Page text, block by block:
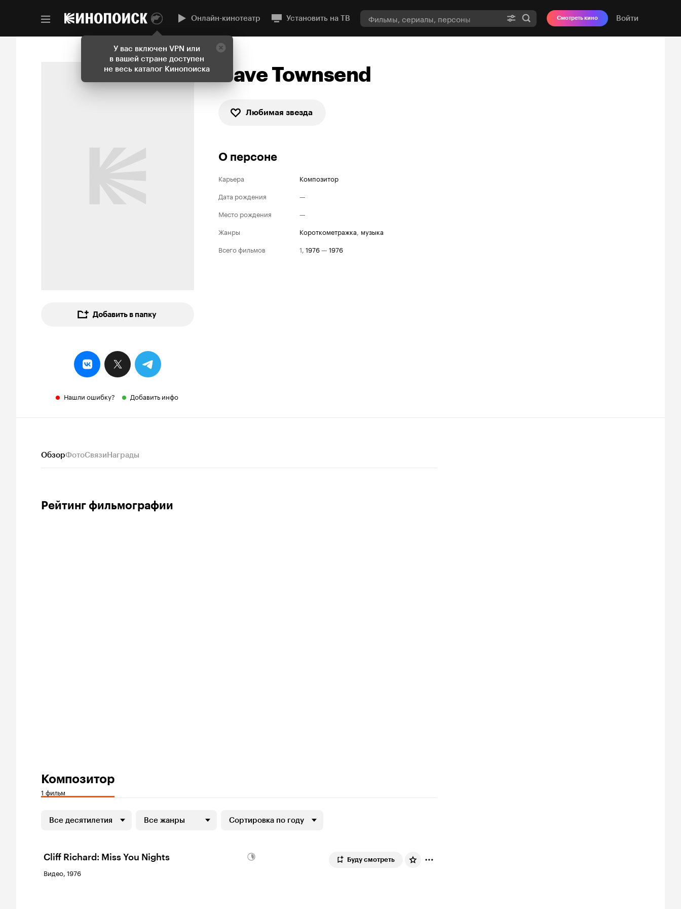
У вас включен VPN или
в вашей стране доступен
не весь каталог Кинопоиска
Онлайн-кинотеатр Установить на ТВ Смотреть кино Войти
Добавить в папку
Нашли ошибку? Добавить инфо
Dave Townsend
Любимая звезда
О персоне
Карьера
Композитор
Дата рождения
—
Место рождения
—
Жанры
короткометражка, музыка
Всего фильмов
1, 1976— 1976
ОбзорФотоСвязиНаграды
Рейтинг фильмографии
Композитор
1 фильм
Все десятилетия Все жанры Сортировка по году
Cliff Richard: Miss You Nights
Видео, 1976
Буду смотреть